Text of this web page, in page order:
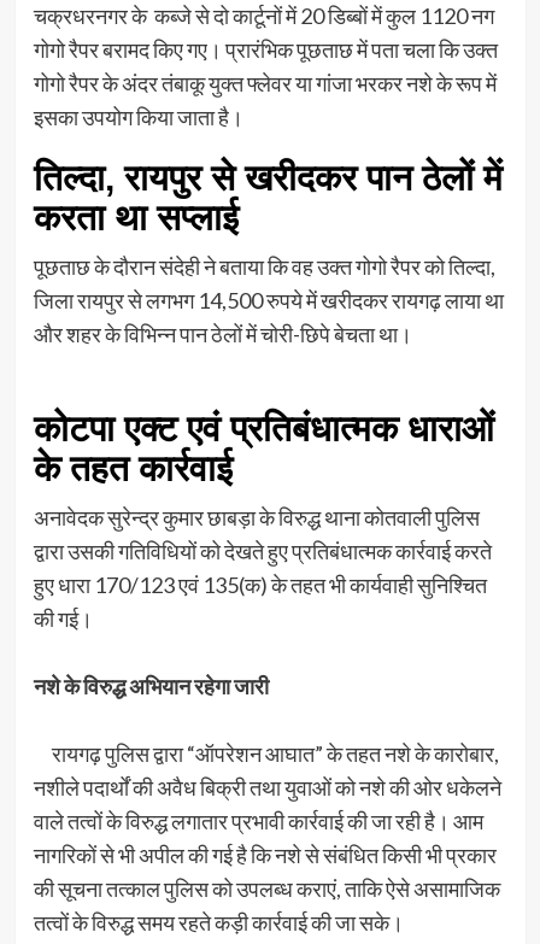
चक्रधरनगर के कब्जे से दो कार्टूनों में 20 डिब्बों में कुल 1120 नग
गोगो रैपर बरामद किए गए। प्रारंभिक पूछताछ में पता चला कि उक्त
गोगो रैपर के अंदर तंबाकू युक्त फ्लेवर या गांजा भरकर नशे के रूप में
इसका उपयोग किया जाता है।
तिल्दा, रायपुर से खरीदकर पान ठेलों में
करता था सप्लाई
पूछताछ के दौरान संदेही ने बताया कि वह उक्त गोगो रैपर को तिल्दा,
जिला रायपुर से लगभग 14,500 रुपये में खरीदकर रायगढ़ लाया था
और शहर के विभिन्न पान ठेलों में चोरी-छिपे बेचता था।
कोटपा एक्ट एवं प्रतिबंधात्मक धाराओं
के तहत कार्रवाई
अनावेदक सुरेन्द्र कुमार छाबड़ा के विरुद्ध थाना कोतवाली पुलिस
द्वारा उसकी गतिविधियों को देखते हुए प्रतिबंधात्मक कार्रवाई करते
हुए धारा 170/123 एवं 135(क) के तहत भी कार्यवाही सुनिश्चित
की गई।
नशे के विरुद्ध अभियान रहेगा जारी
रायगढ़ पुलिस द्वारा “ऑपरेशन आघात” के तहत नशे के कारोबार,
नशीले पदार्थों की अवैध बिक्री तथा युवाओं को नशे की ओर धकेलने
वाले तत्वों के विरुद्ध लगातार प्रभावी कार्रवाई की जा रही है। आम
नागरिकों से भी अपील की गई है कि नशे से संबंधित किसी भी प्रकार
की सूचना तत्काल पुलिस को उपलब्ध कराएं, ताकि ऐसे असामाजिक
तत्वों के विरुद्ध समय रहते कड़ी कार्रवाई की जा सके।